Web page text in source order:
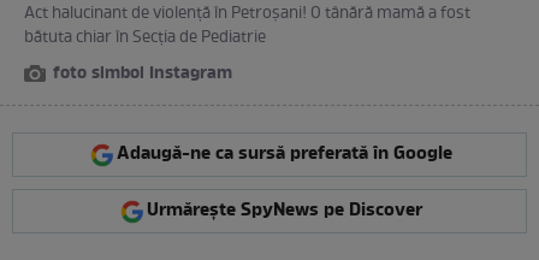
Act halucinant de violenţă în Petroşani! O tânără mamă a fost
bătuta chiar în Secţia de Pediatrie
foto simbol Instagram
Adaugă-ne ca sursă preferată în Google
Urmărește SpyNews pe Discover